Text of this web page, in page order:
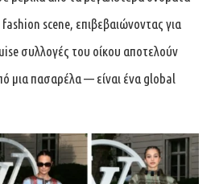
scene, επιβεβαιώνοντας για
συλλογές του οίκου αποτελούν
μια πασαρέλα — είναι ένα global